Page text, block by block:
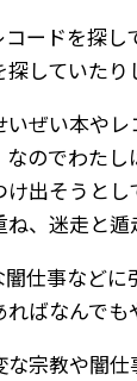
ードを探
していたり
ぜい本や
のでわた
出そうと
、迷走と遁
仕事など
ばなんでも
宗教や闇